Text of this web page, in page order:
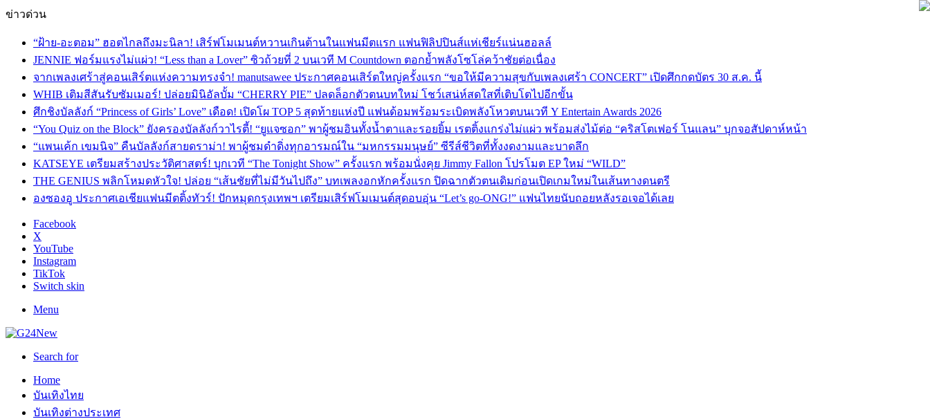
ข่าวด่วน
“ฝ้าย-อะตอม” ฮอตไกลถึงมะนิลา! เสิร์ฟโมเมนต์หวานเกินต้านในแฟนมีตแรก แฟนฟิลิปปินส์แห่เชียร์แน่นฮอลล์
JENNIE ฟอร์มแรงไม่แผ่ว! “Less than a Lover” ซิวถ้วยที่ 2 บนเวที M Countdown ตอกย้ำพลังโซโล่คว้าชัยต่อเนื่อง
จากเพลงเศร้าสู่คอนเสิร์ตแห่งความทรงจำ! manutsawee ประกาศคอนเสิร์ตใหญ่ครั้งแรก “ขอให้มีความสุขกับเพลงเศร้า CONCERT” เปิดศึกกดบัตร 30 ส.ค. นี้
WHIB เติมสีสันรับซัมเมอร์! ปล่อยมินิอัลบั้ม “CHERRY PIE” ปลดล็อกตัวตนบทใหม่ โชว์เสน่ห์สดใสที่เติบโตไปอีกขั้น
ศึกชิงบัลลังก์ “Princess of Girls’ Love” เดือด! เปิดโผ TOP 5 สุดท้ายแห่งปี แฟนด้อมพร้อมระเบิดพลังโหวตบนเวที Y Entertain Awards 2026
“You Quiz on the Block” ยังครองบัลลังก์วาไรตี้! “ยูแจซอก” พาผู้ชมอินทั้งน้ำตาและรอยยิ้ม เรตติ้งแกร่งไม่แผ่ว พร้อมส่งไม้ต่อ “คริสโตเฟอร์ โนแลน” บุกจอสัปดาห์หน้า
“แพนเค้ก เขมนิจ” คืนบัลลังก์สายดราม่า! พาผู้ชมดำดิ่งทุกอารมณ์ใน “มหกรรมมนุษย์” ซีรีส์ชีวิตที่ทั้งงดงามและบาดลึก
KATSEYE เตรียมสร้างประวัติศาสตร์! บุกเวที “The Tonight Show” ครั้งแรก พร้อมนั่งคุย Jimmy Fallon โปรโมต EP ใหม่ “WILD”
THE GENIUS พลิกโหมดหัวใจ! ปล่อย “เส้นชัยที่ไม่มีวันไปถึง” บทเพลงอกหักครั้งแรก ปิดฉากตัวตนเดิมก่อนเปิดเกมใหม่ในเส้นทางดนตรี
องซองอู ประกาศเอเชียแฟนมีตติ้งทัวร์! ปักหมุดกรุงเทพฯ เตรียมเสิร์ฟโมเมนต์สุดอบอุ่น “Let’s go-ONG!” แฟนไทยนับถอยหลังรอเจอได้เลย
Facebook
X
YouTube
Instagram
TikTok
Switch skin
Menu
Search for
Home
บันเทิงไทย
บันเทิงต่างประเทศ